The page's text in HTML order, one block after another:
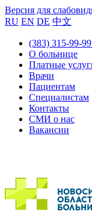
Версия для
RU EN DE 中文
(383) 315-99-99
О больнице
Платные
Врачи
Пациентам
Специалистам
Контакты
СМИ о нас
Вакансии